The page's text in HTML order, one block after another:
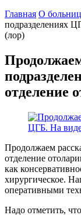
Главная О
подразделениях
(лор)
отделение
Продолжаем
отделение
как
хирургическое.
оперативными
Надо отметить,